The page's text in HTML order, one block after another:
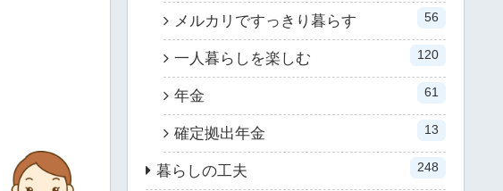
メルカリですっきり暮らす 56
一人暮らしを楽しむ 120
年金 61
確定拠出年金 13
暮らしの工夫 248